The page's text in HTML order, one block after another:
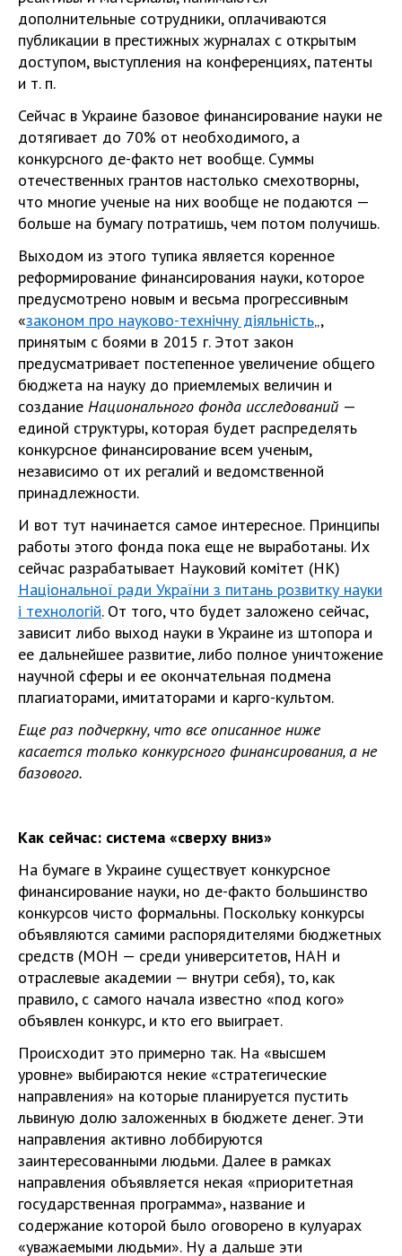
дополнительные сотрудники, оплачиваются
публикации в престижных журналах с открытым
доступом, выступления на конференциях, патенты
и т. п.
Сейчас в Украине базовое финансирование науки не
дотягивает до 70% от необходимого, а
конкурсного де-факто нет вообще. Суммы
отечественных грантов настолько смехотворны,
что многие ученые на них вообще не подаются —
больше на бумагу потратишь, чем потом получишь.
Выходом из этого тупика является коренное
реформирование финансирования науки, которое
предусмотрено новым и весьма прогрессивным
«законом про науково-технічну діяльність„,
принятым с боями в 2015 г. Этот закон
предусматривает постепенное увеличение общего
бюджета на науку до приемлемых величин и
создание Национального фонда исследований —
единой структуры, которая будет распределять
конкурсное финансирование всем ученым,
независимо от их регалий и ведомственной
принадлежности.
И вот тут начинается самое интересное. Принципы
работы этого фонда пока еще не выработаны. Их
сейчас разрабатывает Науковий комітет (НК)
Національної ради України з питань розвитку науки
і технологій. От того, что будет заложено сейчас,
зависит либо выход науки в Украине из штопора и
ее дальнейшее развитие, либо полное уничтожение
научной сферы и ее окончательная подмена
плагиаторами, имитаторами и карго-культом.
Еще раз подчеркну, что все описанное ниже
касается только конкурсного финансирования, а не
базового.
Как сейчас: система «сверху вниз»
На бумаге в Украине существует конкурсное
финансирование науки, но де-факто большинство
конкурсов чисто формальны. Поскольку конкурсы
объявляются самими распорядителями бюджетных
средств (МОН — среди университетов, НАН и
отраслевые академии — внутри себя), то, как
правило, с самого начала известно «под кого»
объявлен конкурс, и кто его выиграет.
Происходит это примерно так. На «высшем
уровне» выбираются некие «стратегические
направления» на которые планируется пустить
львиную долю заложенных в бюджете денег. Эти
направления активно лоббируются
заинтересованными людьми. Далее в рамках
направления объявляется некая «приоритетная
государственная программа», название и
содержание которой было оговорено в кулуарах
«уважаемыми людьми». Ну а дальше эти